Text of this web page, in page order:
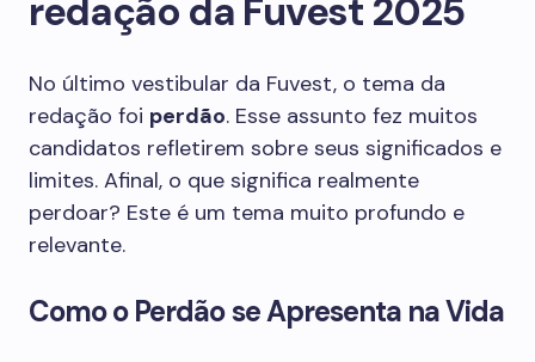
redação da Fuvest 2025
No último vestibular da Fuvest, o tema da
redação foi perdão. Esse assunto fez muitos
candidatos refletirem sobre seus significados e
limites. Afinal, o que significa realmente
perdoar? Este é um tema muito profundo e
relevante.
Como o Perdão se Apresenta na Vida